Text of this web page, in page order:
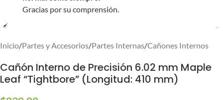
Gracias por su comprensión.
Inicio/Partes y Accesorios/Partes Internas/Cañones Internos
Cañón Interno de Precisión 6.02 mm Maple
Leaf “Tightbore” (Longitud: 410 mm)